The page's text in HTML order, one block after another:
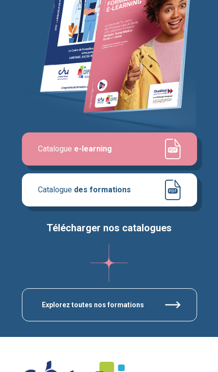
Explorez toutes nos formations
Télécharger nos catalogues
Catalogue des formations
Catalogue e-learning